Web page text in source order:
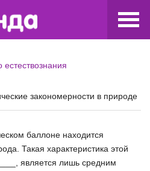
закономерности в природе
баллоне находится
Такая характеристика этой
является лишь средним